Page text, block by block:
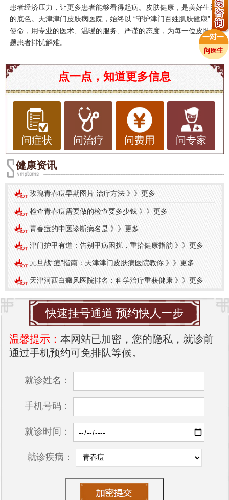
患者经济压力，让更多患者能够看得起病。皮肤健康，是美好生活
的底色。天津津门皮肤病医院，始终以 “守护津门百姓肌肤健康” 为
使命，用专业的医术、温暖的服务、严谨的态度，为每一位皮肤问
题患者排忧解难。
点一点，知道更多信息
问症状 问治疗 问费用 问专家
健康资讯
玫瑰青春痘早期图片 治疗方法 》》更多
检查青春痘需要做的检查要多少钱 》》更多
青春痘的中医诊断病名是 》》更多
津门护甲有道：告别甲病困扰，重拾健康指韵 》》更多
元旦战“痘”指南：天津津门皮肤病医院教你 》》更多
天津河西白癜风医院排名：科学治疗重获健康》》更多
快速挂号通道 预约快人一步
温馨提示： 本网站已加密，您的隐私，就诊前
通过手机预约可免排队等候。
就诊姓名：
手机号码：
就诊时间：
就诊疾病：